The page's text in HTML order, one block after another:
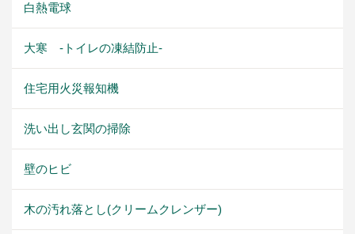
白熱電球
大寒 -トイレの凍結防止-
住宅用火災報知機
洗い出し玄関の掃除
壁のヒビ
木の汚れ落とし(クリームクレンザー)